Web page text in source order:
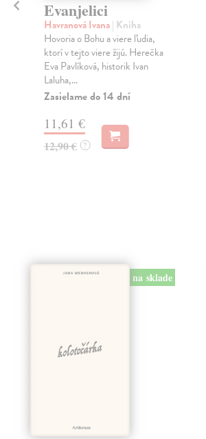
Evanjelici
Havranová Ivana| Kniha
Hovoria o Bohu a viere ľudia,
ktorí v tejto viere žijú. Herečka
Eva Pavlíková, historik Ivan
Laluha,...
Zasielame do 14 dní
11,61 €
12,90 € ?
na sklade